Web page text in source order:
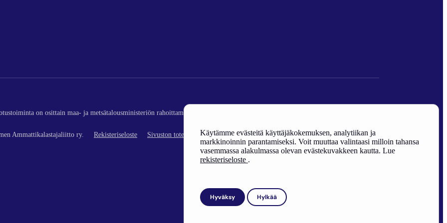
Käytämme evästeitä käyttäjäkokemuksen, analytiikan ja
markkinoinnin parantamiseksi. Voit muuttaa valintaasi milloin tahansa
vasemmassa alakulmassa olevan evästekuvakkeen kautta. Lue
rekisteriseloste .
Hyväksy Hylkää
on osittain maa- ja metsätalousministeriön rahoittamaa (kalatalouden edistäminen).
Ammattikalastajaliitto ry. Rekisteriseloste Sivuston toteutus